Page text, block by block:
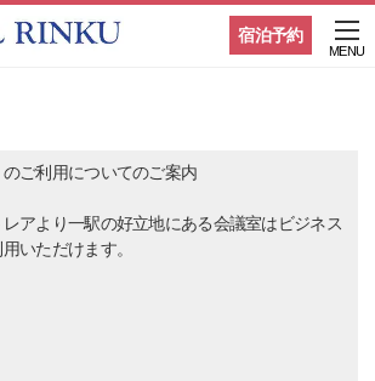
宿泊予約
MENU
ご利用についてのご案内
アより一駅の好立地にある会議室はビジネス
いただけます。